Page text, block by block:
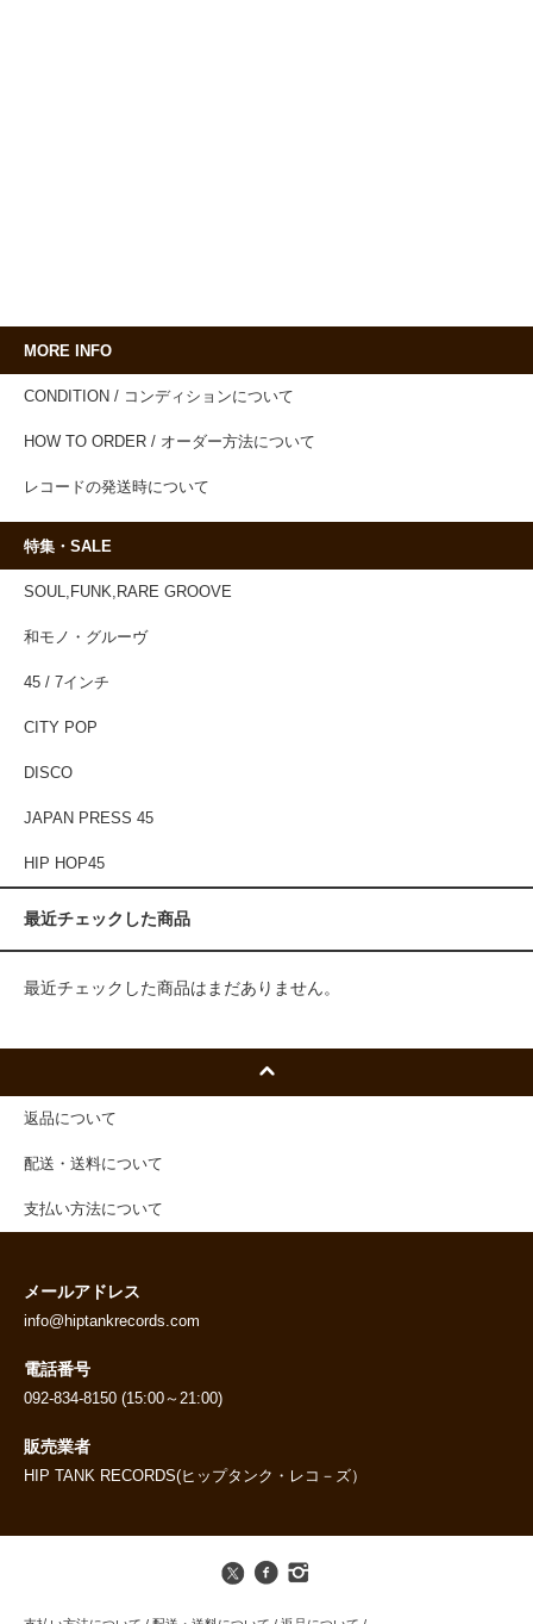
MORE INFO
CONDITION / コンディションについて
HOW TO ORDER / オーダー方法について
レコードの発送時について
特集・SALE
SOUL,FUNK,RARE GROOVE
和モノ・グルーヴ
45 / 7インチ
CITY POP
DISCO
JAPAN PRESS 45
HIP HOP45
最近チェックした商品
最近チェックした商品はまだありません。
返品について
配送・送料について
支払い方法について
メールアドレス
info@hiptankrecords.com
電話番号
092-834-8150 (15:00～21:00)
販売業者
HIP TANK RECORDS(ヒップタンク・レコ－ズ）